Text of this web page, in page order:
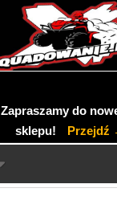
Zapraszamy do
sklepu!
Przejdź